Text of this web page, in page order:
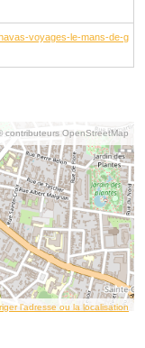
voyages-le-mans-de-g
contributeurs OpenStreetMap
l’adresse ou la localisation